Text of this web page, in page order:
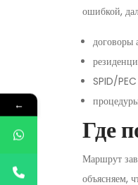
ошибкой,
договоры
SPID/
Где
Маршрут
объясняем,
←